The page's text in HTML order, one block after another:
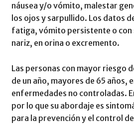
náusea y/o vómito, malestar
los ojos y sarpullido. Los datos
fatiga, vómito persistente o con
nariz, en orina o excremento.
Las personas con mayor riesgo
de un año, mayores de 65 años,
enfermedades no controladas.
por lo que su abordaje es
para la prevención y el control